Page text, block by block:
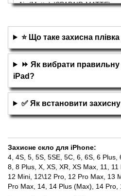
Air (Matte) (SPAPAIR-MATTE)
⭐ Що таке захисна
⏩ Як вибрати правильну
iPad?
✅ Як встановити
Захисне скло для iPhone:
4, 4S 5, 5S, 5SE, 5С 6, 6S 6 Plus,
8 8 Plus X, XS XR XS Max 11 11
12 Mini 12\12 Pro 12 Pro Max 13
Pro Max 14 14 Plus (Max) 14 Pro